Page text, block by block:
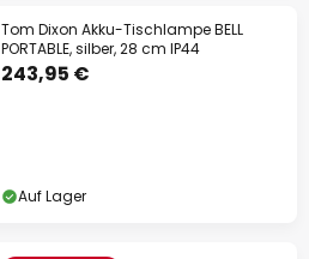
Tom Dixon Akku-Tischlampe BELL
PORTABLE, silber, 28 cm IP44
243,95 €
Auf Lager